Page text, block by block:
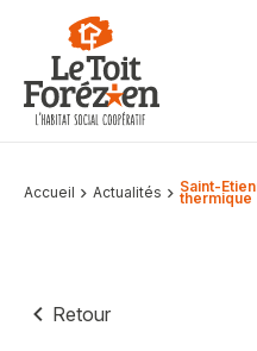
Aller au contenu
Accueil Actualités Saint-
thermique
Retour